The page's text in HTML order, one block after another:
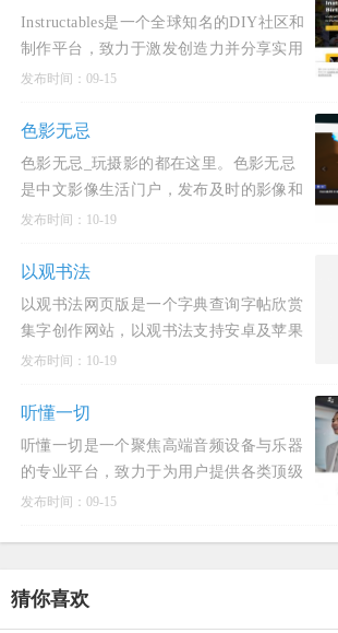
Instructables是一个全球知名的DIY社区和
制作平台，致力于激发创造力并分享实用
的项目教程。自2005年创立以来，
艺术家和教育者的灵感源泉，提供从简单
手工到高科技制作的丰富内容
发布时间：09-15
色影无忌
色影无忌_玩摄影的都在这里。色影无忌
是中文影像生活门户，发布及时的影像和
摄影行业动态新闻和权威的器材评测和产
影技巧交流与分享，拥有活
发布时间：10-19
以观书法
以观书法网页版是一个字典查询字帖欣赏
集字创作网站，以观书法支持安卓及苹果
手机app。以古为鉴，观复知常。酷奇猫
美，学习书法之道。以观书法是一本中国
书法大字典，可查询行、草、隶、
发布时间：10-19
听懂一切
听懂一切是一个聚焦高端音频设备与乐器
的专业平台，致力于为用户提供各类顶级
音频产品的最新试听信息与详细介绍，涵
发布时间：09-15
猜你喜欢